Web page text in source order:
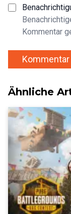
Kommentar
Ähnliche